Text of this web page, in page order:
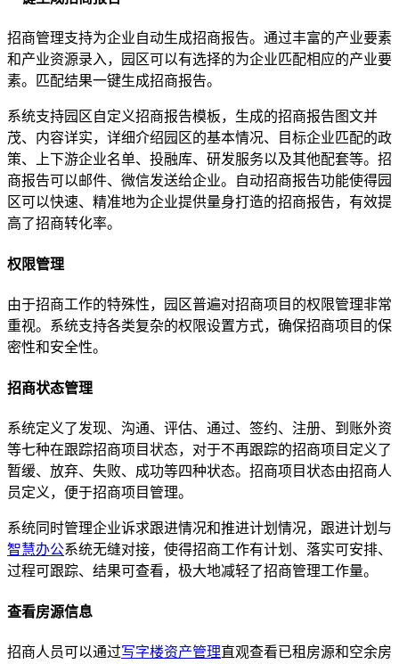
招商管理支持为企业自动生成招商报告。通过丰富的产业要素
和产业资源录入，园区可以有选择的为企业匹配相应的产业要
素。匹配结果一键生成招商报告。
系统支持园区自定义招商报告模板，生成的招商报告图文并
茂、内容详实，详细介绍园区的基本情况、目标企业匹配的政
策、上下游企业名单、投融库、研发服务以及其他配套等。招
商报告可以邮件、微信发送给企业。自动招商报告功能使得园
区可以快速、精准地为企业提供量身打造的招商报告，有效提
高了招商转化率。
权限管理
由于招商工作的特殊性，园区普遍对招商项目的权限管理非常
重视。系统支持各类复杂的权限设置方式，确保招商项目的保
密性和安全性。
招商状态管理
系统定义了发现、沟通、评估、通过、签约、注册、到账外资
等七种在跟踪招商项目状态，对于不再跟踪的招商项目定义了
暂缓、放弃、失败、成功等四种状态。招商项目状态由招商人
员定义，便于招商项目管理。
系统同时管理企业诉求跟进情况和推进计划情况，跟进计划与
智慧办公系统无缝对接，使得招商工作有计划、落实可安排、
过程可跟踪、结果可查看，极大地减轻了招商管理工作量。
查看房源信息
招商人员可以通过写字楼资产管理直观查看已租房源和空余房